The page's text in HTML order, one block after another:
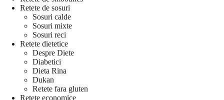
Retete de sosuri
Sosuri calde
Sosuri mixte
Sosuri reci
Retete dietetice
Despre Diete
Diabetici
Dieta Rina
Dukan
Retete fara gluten
Retete economice